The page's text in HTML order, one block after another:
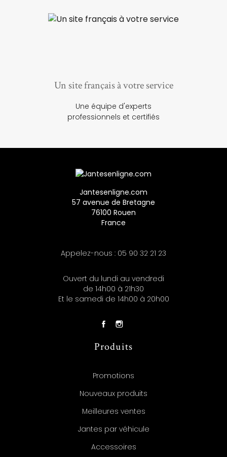
Un site français à votre service
Une équipe d'experts
professionnels et certifiés
Jantesenligne.com
57 avenue de Bretagne
76100 Rouen
France
Appelez-nous : 05 90 32 21 23
Ouvert du lundi au vendredi
de 14h00 à 21h30
Et le samedi de 14h00 à 20h00
Produits
Promotions
Nouveaux produits
Meilleures ventes
Jantes par véhicule
Accessoires